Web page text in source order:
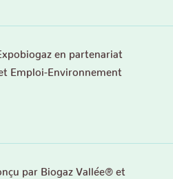
en partenariat
Emploi-Environnement
par Biogaz Vallée® et